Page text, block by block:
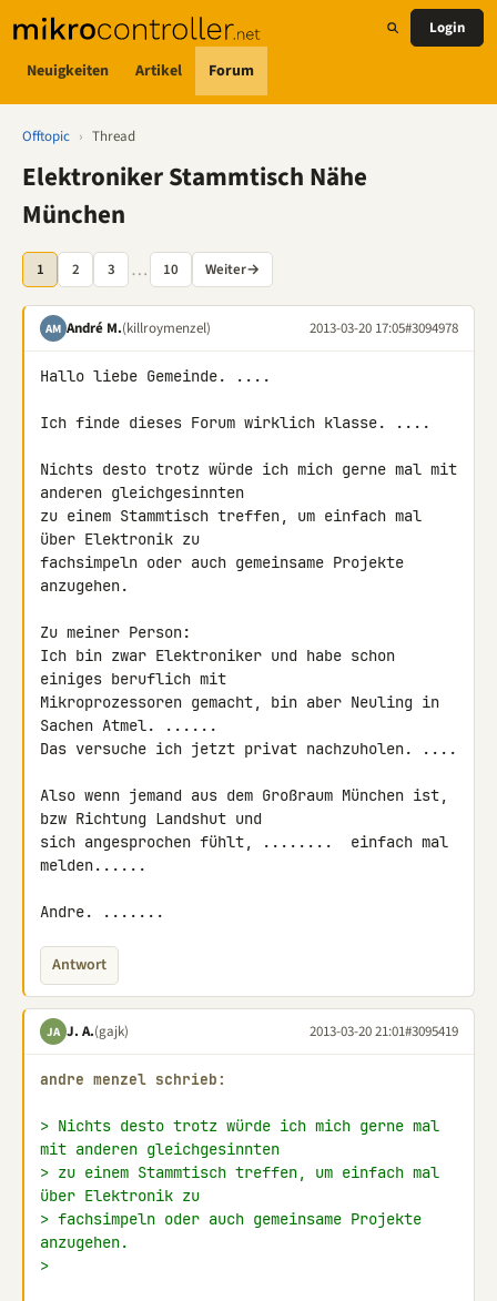
Neuigkeiten Artikel Forum
Login
Offtopic › Thread
Elektroniker Stammtisch Nähe
München
1 2 3 … 10 Weiter→
AM André M.(killroymenzel) 2013-03-20 17:05#3094978
Hallo liebe Gemeinde. ....
Ich finde dieses Forum wirklich klasse. ....
Nichts desto trotz würde ich mich gerne mal mit
anderen gleichgesinnten
zu einem Stammtisch treffen, um einfach mal
über Elektronik zu
fachsimpeln oder auch gemeinsame Projekte
anzugehen.
Zu meiner Person:
Ich bin zwar Elektroniker und habe schon
einiges beruflich mit
Mikroprozessoren gemacht, bin aber Neuling in
Sachen Atmel. ......
Das versuche ich jetzt privat nachzuholen. ....
Also wenn jemand aus dem Großraum München ist,
bzw Richtung Landshut und
sich angesprochen fühlt, ........  einfach mal
melden......
Andre. .......
Antwort
JA J. A.(gajk) 2013-03-20 21:01#3095419
andre menzel schrieb:
> Nichts desto trotz würde ich mich gerne mal
mit anderen gleichgesinnten
> zu einem Stammtisch treffen, um einfach mal
über Elektronik zu
> fachsimpeln oder auch gemeinsame Projekte
anzugehen.
>